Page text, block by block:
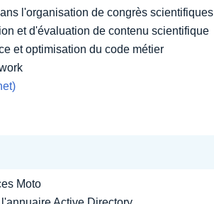
l'organisation de congrès scientifiques
et d'évaluation de contenu scientifique
et optimisation du code métier
Moto